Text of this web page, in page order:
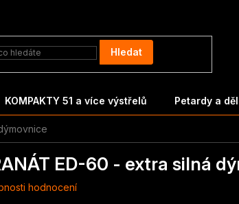
Hledat
KOMPAKTY 51 a více výstřelů Petardy a
ED-60 - extra silná
hodnocení